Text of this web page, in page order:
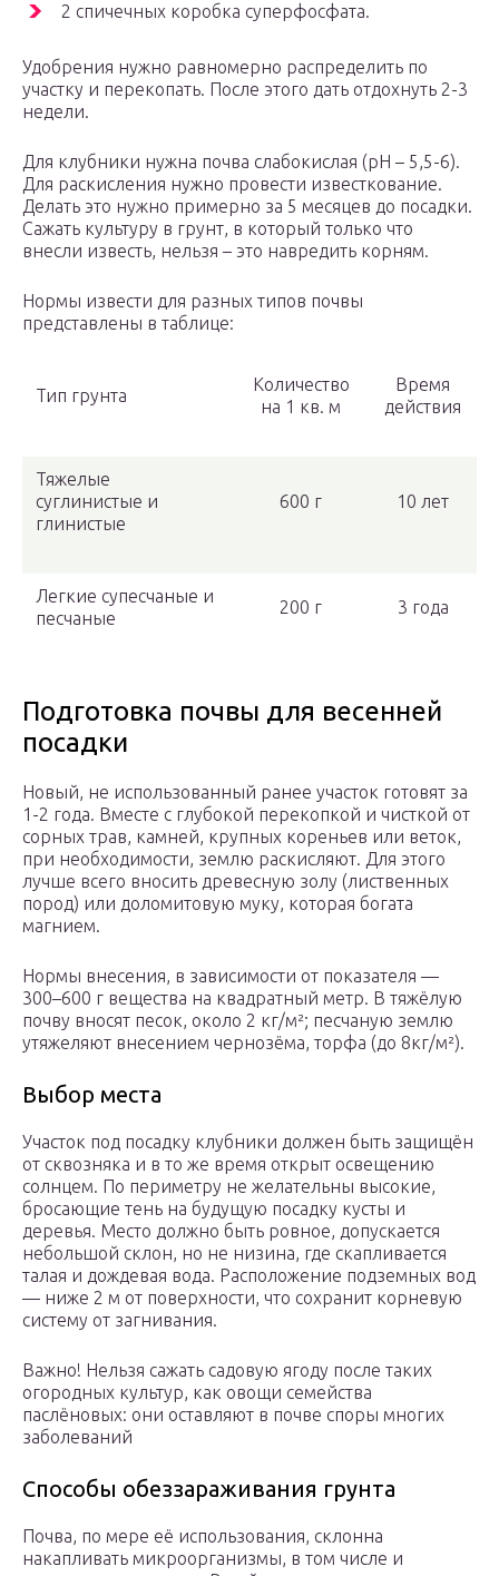
2 спичечных коробка суперфосфата.
Удобрения нужно равномерно распределить по
участку и перекопать. После этого дать отдохнуть 2-3
недели.
Для клубники нужна почва слабокислая (pH – 5,5-6).
Для раскисления нужно провести известкование.
Делать это нужно примерно за 5 месяцев до посадки.
Сажать культуру в грунт, в который только что
внесли известь, нельзя – это навредить корням.
Нормы извести для разных типов почвы
представлены в таблице:
Тип грунта
Количество
на 1 кв. м
Время
действия
Тяжелые
суглинистые и
глинистые
600 г 10 лет
Легкие супесчаные и
песчаные
200 г 3 года
Подготовка почвы для весенней
посадки
Новый, не использованный ранее участок готовят за
1-2 года. Вместе с глубокой перекопкой и чисткой от
сорных трав, камней, крупных кореньев или веток,
при необходимости, землю раскисляют. Для этого
лучше всего вносить древесную золу (лиственных
пород) или доломитовую муку, которая богата
магнием.
Нормы внесения, в зависимости от показателя —
300–600 г вещества на квадратный метр. В тяжёлую
почву вносят песок, около 2 кг/м²; песчаную землю
утяжеляют внесением чернозёма, торфа (до 8кг/м²).
Выбор места
Участок под посадку клубники должен быть защищён
от сквозняка и в то же время открыт освещению
солнцем. По периметру не желательны высокие,
бросающие тень на будущую посадку кусты и
деревья. Место должно быть ровное, допускается
небольшой склон, но не низина, где скапливается
талая и дождевая вода. Расположение подземных вод
— ниже 2 м от поверхности, что сохранит корневую
систему от загнивания.
Важно! Нельзя сажать садовую ягоду после таких
огородных культур, как овощи семейства
паслёновых: они оставляют в почве споры многих
заболеваний
Способы обеззараживания грунта
Почва, по мере её использования, склонна
накапливать микроорганизмы, в том числе и